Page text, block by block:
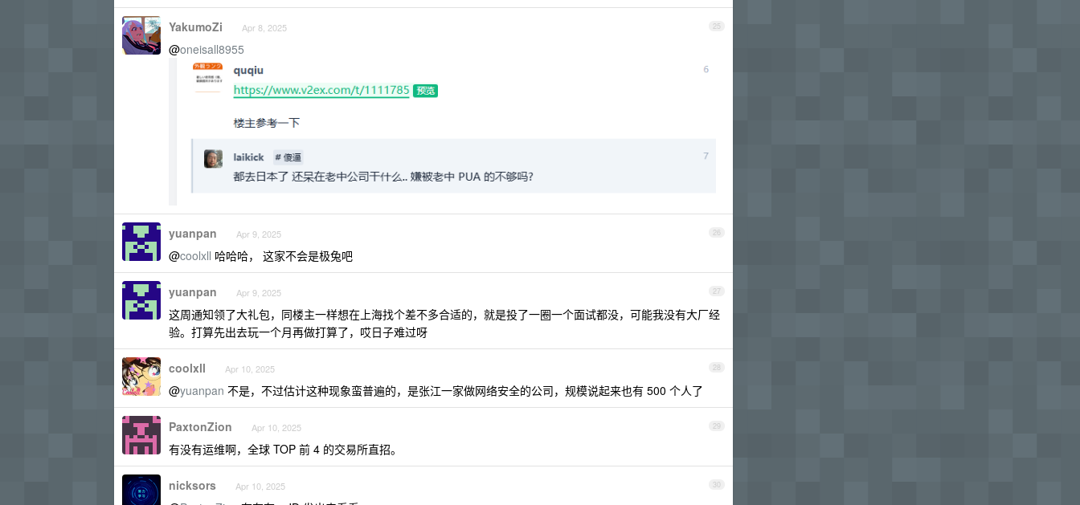
25
YakumoZi Apr 8, 2025
@oneisall8955
26
yuanpan Apr 9, 2025
@coolxll 哈哈哈， 这家不会是极兔吧
27
yuanpan Apr 9, 2025
这周通知领了大礼包，同楼主一样想在上海找个差不多合适的，就是投了一圈一个面试都没，可能我没有大厂经
验。打算先出去玩一个月再做打算了，哎日子难过呀
28
coolxll Apr 10, 2025
@yuanpan 不是，不过估计这种现象蛮普遍的，是张江一家做网络安全的公司，规模说起来也有 500 个人了
29
PaxtonZion Apr 10, 2025
有没有运维啊，全球 TOP 前 4 的交易所直招。
30
nicksors Apr 10, 2025